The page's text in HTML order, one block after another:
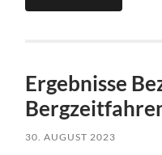
Ergebnisse
30. AUGUST 2023